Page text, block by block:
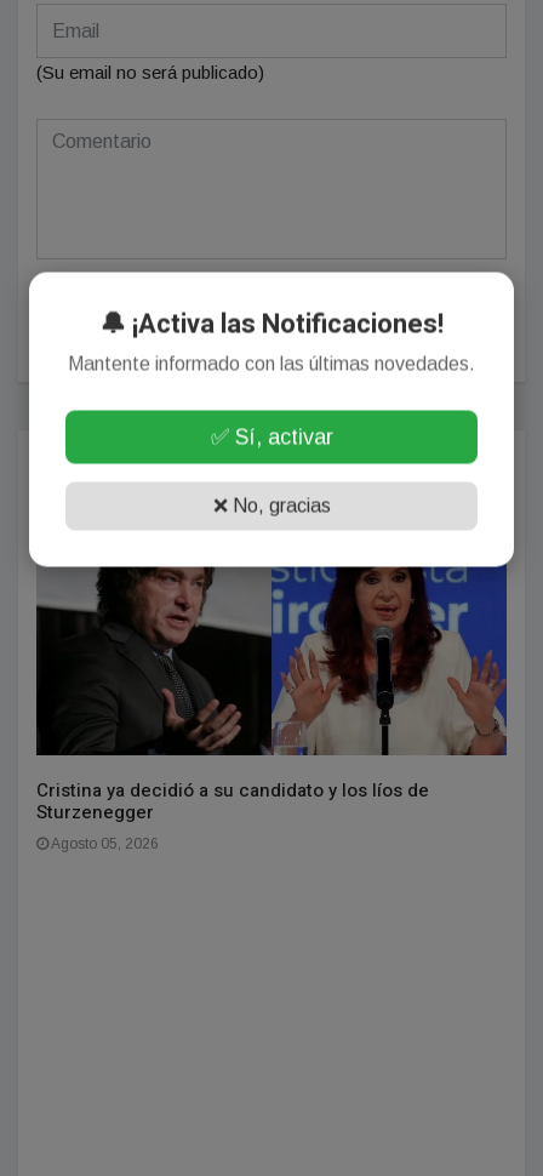
(Su email no será publicado)
POSTEAR COMENTARIO
Más Populares
Cristina ya decidió a su candidato y los líos de
Sturzenegger
Agosto 05, 2026
🔔 ¡Activa las Notificaciones!
Mantente informado con las últimas novedades.
✅ Sí, activar
❌ No, gracias